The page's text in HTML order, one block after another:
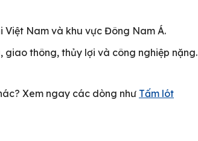
Nam và khu vực Đông Nam Á.
thông, thủy lợi và công nghiệp nặng.
Xem ngay các dòng như Tấm lót